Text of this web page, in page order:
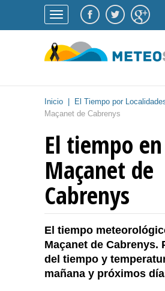
Inicio El Tiempo por
Maçanet de Cabrenys
El tiempo en
Maçanet de
Cabrenys
El tiempo
Maçanet de Cabrenys.
del tiempo y
mañana y próximos